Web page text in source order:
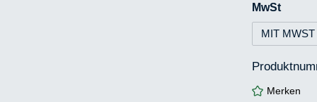
MwSt
MIT MWST
Merken